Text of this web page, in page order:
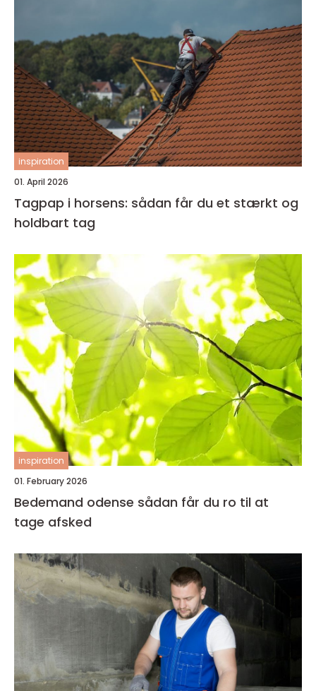
inspiration
01. April 2026
Tagpap i horsens: sådan får du et stærkt og
holdbart tag
inspiration
01. February 2026
Bedemand odense sådan får du ro til at
tage afsked